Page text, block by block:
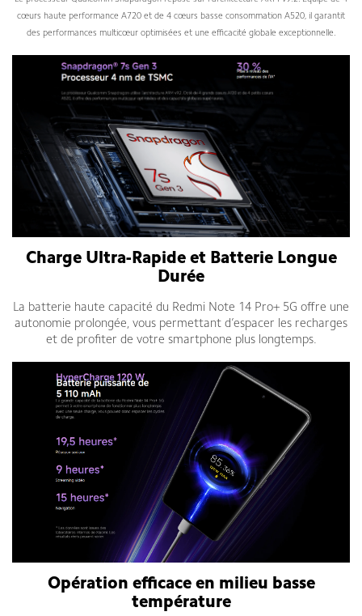
cœurs haute performance A720 et de 4 cœurs basse consommation A520, il garantit
des performances multicœur optimisées et une efficacité globale exceptionnelle.
Charge Ultra-Rapide et Batterie Longue
Durée
La batterie haute capacité du Redmi Note 14 Pro+ 5G offre une
autonomie prolongée, vous permettant d’espacer les recharges
et de profiter de votre smartphone plus longtemps.
Opération efficace en milieu basse
température